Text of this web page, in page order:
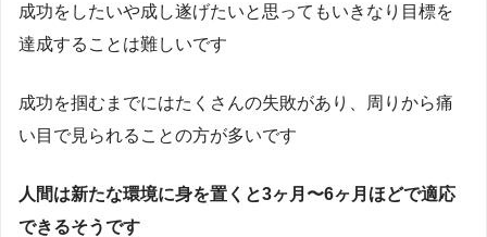
成功をしたいや成し遂げたいと思ってもいきなり目標を
達成することは難しいです
成功を掴むまでにはたくさんの失敗があり、周りから痛
い目で見られることの方が多いです
人間は新たな環境に身を置くと3ヶ月〜6ヶ月ほどで適応
できるそうです